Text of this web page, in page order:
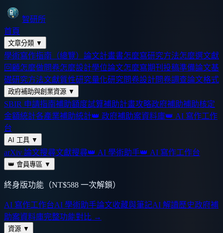
智研所
首頁
文章分類 ▼
學術寫作指南（總覽） 論文計畫書怎麼寫研究方法怎麼選文獻
回顧怎麼做問卷怎麼設計學位論文怎麼寫期刊投稿準備論文基
礎研究方法文獻質性研究量化研究問卷設計問卷調查論文格式
政府補助與創業資源 ▼
SBIR 申請指南補助額度試算補助計畫攻略政府補助補助核定
金額統計各產業補助統計👑 政府補助案資料庫👑 AI 寫作工作
台
AI 工具 ▼
arXiv 論文搜尋文獻搜尋👑 AI 學術助手👑 AI 寫作工作台
👑 會員專區 ▼
終身版功能（NT$588 一次解鎖）
AI 寫作工作台AI 學術助手論文收藏與筆記AI 解讀歷史政府補
助案資料庫完整功能對比 →
資源 ▼